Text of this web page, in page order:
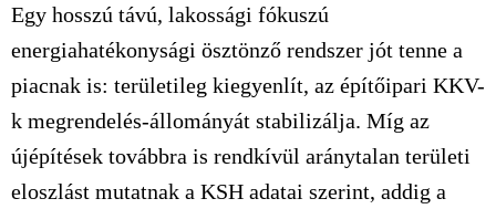
Egy hosszú távú, lakossági fókuszú
energiahatékonysági ösztönző rendszer jót tenne a
piacnak is: területileg kiegyenlít, az építőipari KKV-
k megrendelés-állományát stabilizálja. Míg az
újépítések továbbra is rendkívül aránytalan területi
eloszlást mutatnak a KSH adatai szerint, addig a